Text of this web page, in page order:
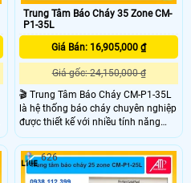
Trung Tâm Báo Cháy 35 Zone CM-
P1-35L
Giá Bán: 16,905,000 ₫
Giá gốc: 24,150,000 ₫
🎬 Trung Tâm Báo Cháy CM-P1-35L
là hệ thống báo cháy chuyên nghiệp
được thiết kế với nhiều tính năng
hiện đại đem lại giải pháp hiệu quả
trong việc phát hiện và xử lý kịp thời
các nguy cơ cháy nổ, giúp đảm bảo
an toàn tính mạng và tài sản.
626